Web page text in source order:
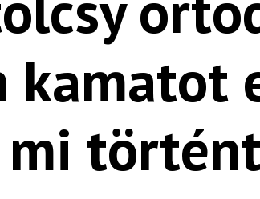
kamatot
mi